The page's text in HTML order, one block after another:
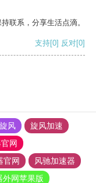
联系，分享生活点滴。
支持[0] 反对[0]
旋风
旋风加速
网
官网
风驰加速器
外网苹果版